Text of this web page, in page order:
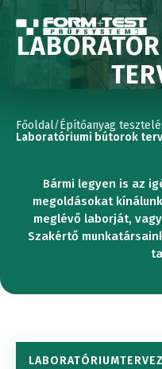
Főoldal/Építőanyag
Laboratóriumi bútorok
Bármi legyen is az
megoldásokat
meglévő laborját,
Szakértő